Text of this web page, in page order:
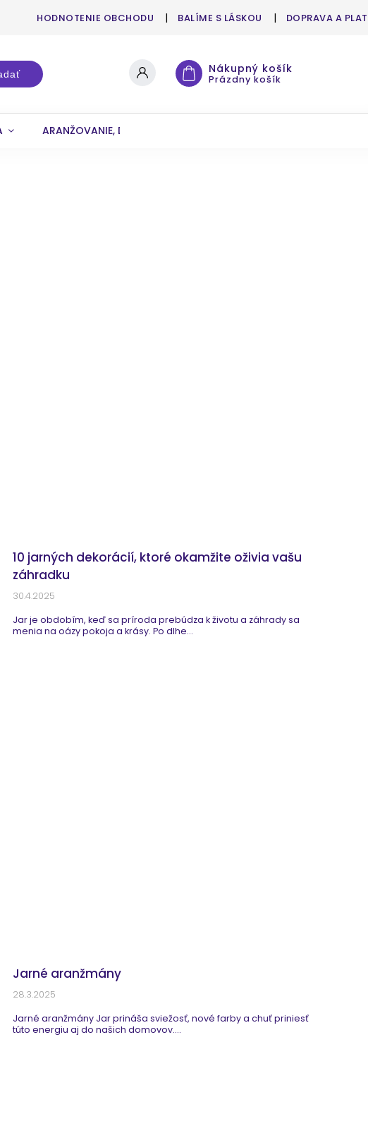
HODNOTENIE OBCHODU BALÍME S LÁSKOU DOPRAVA A
Nákupný košík
Prázdny košík
ARANŽOVANIE, DEKOROVANIE
10 jarných dekorácií, ktoré okamžite oživia vašu
záhradku
30.4.2025
​Jar je obdobím, keď sa príroda prebúdza k životu a záhrady sa
menia na oázy pokoja a krásy. Po dlhe...
Jarné aranžmány
28.3.2025
Jarné aranžmány Jar prináša sviežosť, nové farby a chuť priniesť
túto energiu aj do našich domovov....